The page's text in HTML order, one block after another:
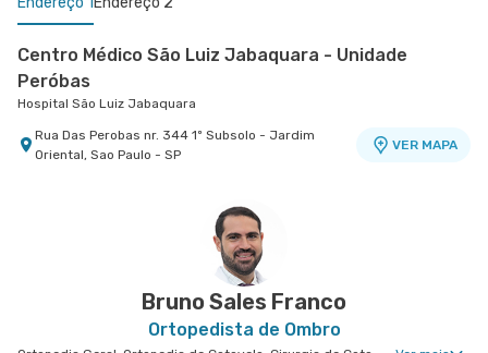
Centro Médico São Luiz Jabaquara - Unidade
Peróbas
Hospital São Luiz Jabaquara
Rua Das Perobas nr. 344 1º Subsolo - Jardim
Oriental, Sao Paulo - SP
VER MAPA
Rua Americo Brasiliense nr. 596 - Centro, Sao
Bruno Sales Franco
Ortopedista de Ombro